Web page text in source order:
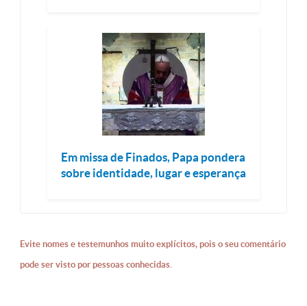
Em missa de Finados, Papa pondera
sobre identidade, lugar e esperança
Evite nomes e testemunhos muito explícitos, pois o seu comentário
pode ser visto por pessoas conhecidas.